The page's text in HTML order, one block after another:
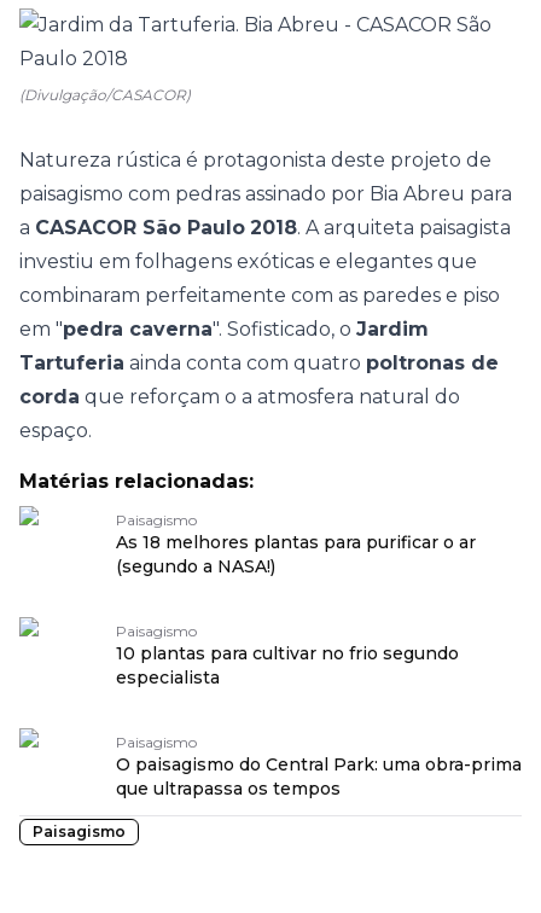
(Divulgação/CASACOR)
Natureza rústica é protagonista deste projeto de
paisagismo com pedras assinado por Bia Abreu para
a CASACOR São Paulo 2018. A arquiteta paisagista
investiu em folhagens exóticas e elegantes que
combinaram perfeitamente com as paredes e piso
em "pedra caverna". Sofisticado, o Jardim
Tartuferia ainda conta com quatro poltronas de
corda que reforçam o a atmosfera natural do
espaço.
Matérias relacionadas:
Paisagismo
As 18 melhores plantas para purificar o ar
(segundo a NASA!)
Paisagismo
10 plantas para cultivar no frio segundo
especialista
Paisagismo
O paisagismo do Central Park: uma obra-prima
que ultrapassa os tempos
Paisagismo